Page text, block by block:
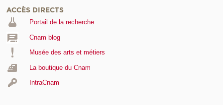
ACCÈS DIRECTS
Portail de la recherche
Cnam blog
Musée des arts et métiers
La boutique du Cnam
IntraCnam